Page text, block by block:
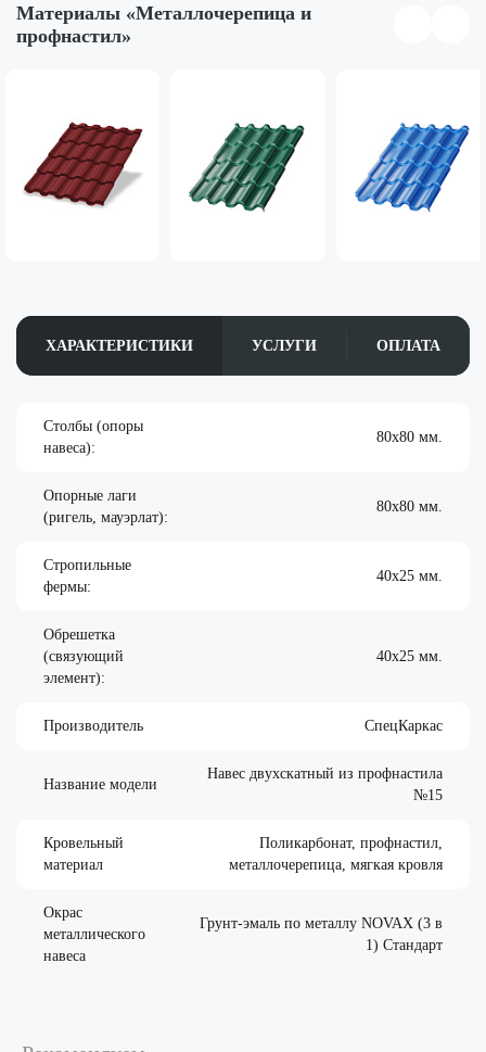
Материалы «Металлочерепица и
профнастил»
ХАРАКТЕРИСТИКИ УСЛУГИ ОПЛАТА
Столбы (опоры
навеса):
80х80 мм.
Опорные лаги
(ригель, мауэрлат):
80х80 мм.
Стропильные
фермы:
40х25 мм.
Обрешетка
(связующий
элемент):
40х25 мм.
Производитель СпецКаркас
Название модели
Навес двухскатный из профнастила
№15
Кровельный
материал
Поликарбонат, профнастил,
металлочерепица, мягкая кровля
Окрас
металлического
навеса
Грунт-эмаль по металлу NOVAX (3 в
1) Стандарт